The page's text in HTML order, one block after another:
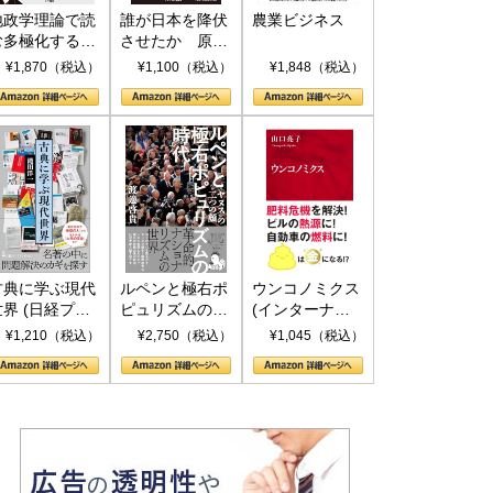
政学理論で読
多極化する世
トランプと
¥1,870（税込）
誰が日本を降伏
させたか 原爆
投下、ソ連参
(PHP新書)
¥1,100（税込）
農業ビジネス
¥1,848（税込）
典に学ぶ現代
界 (日経プレ
アシリーズ)
¥1,210（税込）
ルペンと極右ポ
ピュリズムの時
代：〈ヤヌス〉
¥2,750（税込）
ウンコノミクス
(インターナシ
ョナル新書)
¥1,045（税込）